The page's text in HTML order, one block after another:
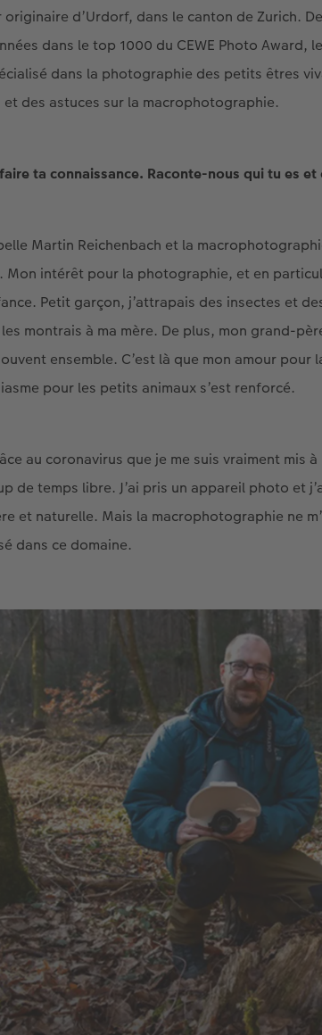
originaire d’Urdorf, dans le canton de Zurich.
dans le top 1000 du CEWE Photo Award,
dans la photographie des petits êtres
et des astuces sur la macrophotographie.
ta connaissance. Raconte-nous qui tu es
Martin Reichenbach et la
Mon intérêt pour la photographie, et en
Petit garçon, j’attrapais des insectes et
montrais à ma mère. De plus, mon grand-
ensemble. C’est là que mon amour pour
pour les petits animaux s’est renforcé.
au coronavirus que je me suis vraiment mis
de temps libre. J’ai pris un appareil photo et
et naturelle. Mais la macrophotographie ne
dans ce domaine.